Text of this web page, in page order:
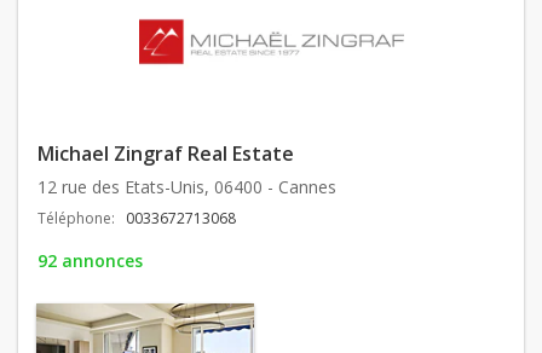
Michael Zingraf Real Estate
12 rue des Etats-Unis, 06400 - Cannes
Téléphone: 0033672713068
92 annonces